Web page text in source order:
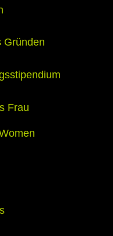
Gründen
Frau